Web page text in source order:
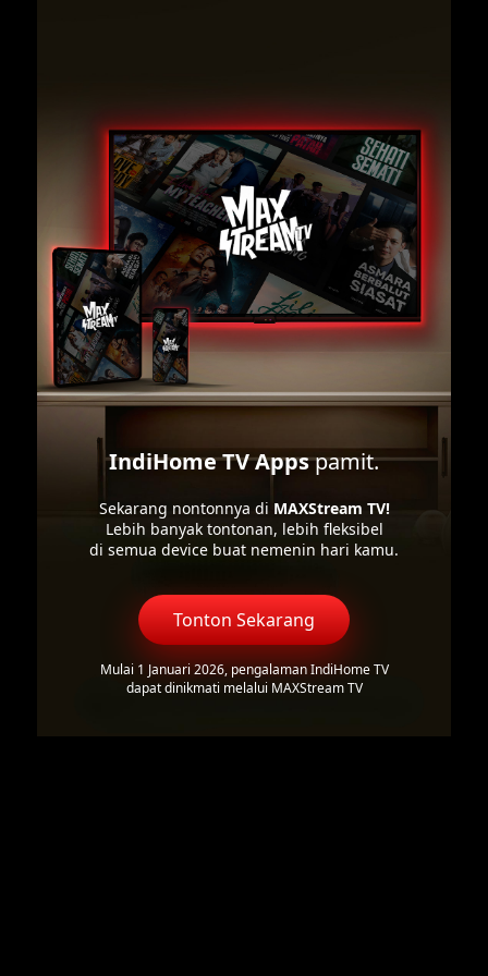
IndiHome TV Appspamit.
Sekarang nontonnya di MAXStream TV!
Lebih banyak tontonan, lebih fleksibel
di semua device buat nemenin hari kamu.
Tonton Sekarang
Mulai 1 Januari 2026, pengalaman IndiHome TV
dapat dinikmati melalui MAXStream TV